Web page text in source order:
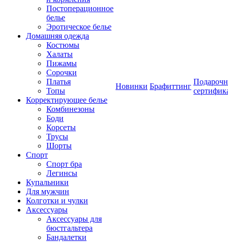
Постоперационное
белье
Эротическое белье
Домашняя одежда
Костюмы
Халаты
Пижамы
Сорочки
Платья
Топы
Корректирующее белье
Комбинезоны
Боди
Корсеты
Трусы
Шорты
Спорт
Спорт бра
Легинсы
Купальники
Для мужчин
Колготки и чулки
Аксессуары
Аксессуары для
бюстгальтера
Бандалетки
Новинки Брафиттинг